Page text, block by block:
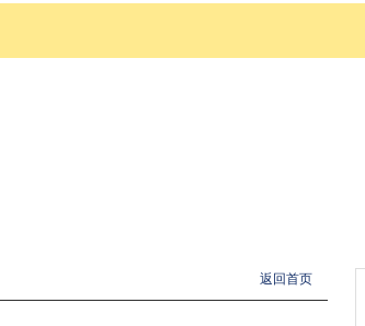
返回首页